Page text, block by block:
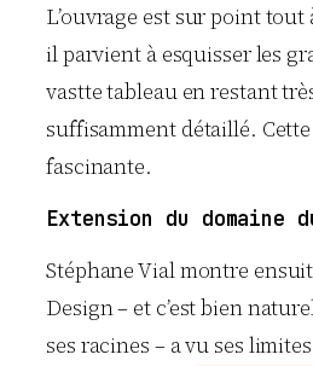
L’ouvrage est sur point
il parvient à esquisser les
vastte tableau en restant
suffisamment détaillé.
fascinante.
Extension du domaine
Stéphane Vial montre
Design – et c’est bien
ses racines – a vu ses